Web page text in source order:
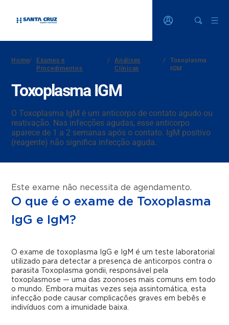
Home/
Exames e
Procedimentos
/
Análises
Clínicas
/
Toxoplasma
IGM
Toxoplasma IGM
O Toxoplasma IgM é um anticorpo de contato agudo ou
reativação. Nas infecções agudas, esse anticorpo
aparece de 1 a 2 semanas após o contato. IgM positivo
(reagente) não significa infecção aguda.
Este exame não necessita de agendamento.
O que é o exame de Toxoplasma
IgG e IgM?
O exame de toxoplasma IgG e IgM é um teste laboratorial
utilizado para detectar a presença de anticorpos contra o
parasita Toxoplasma gondii, responsável pela
toxoplasmose — uma das zoonoses mais comuns em todo
o mundo. Embora muitas vezes seja assintomática, esta
infecção pode causar complicações graves em bebês e
indivíduos com a imunidade baixa.